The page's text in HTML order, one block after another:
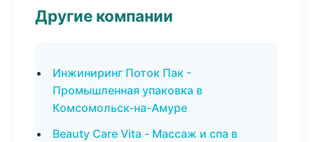
Другие компании
Инжиниринг Поток Пак -
Промышленная упаковка в
Комсомольск-на-Амуре
Beauty Care Vita - Массаж и спа в